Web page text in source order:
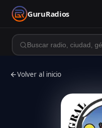
GuruRadios
Volver al inicio